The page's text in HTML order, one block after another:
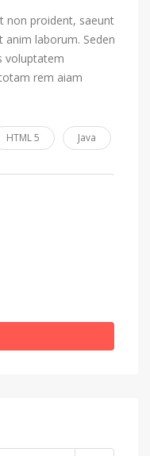
non proident, saeunt
laborum. Seden
voluptatem
rem aiam
HTML 5 Java